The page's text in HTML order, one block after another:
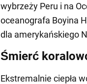
wybrzeży Peru i na
oceanografa Boyina
dla amerykańskiego
Śmierć
Ekstremalnie ciepła